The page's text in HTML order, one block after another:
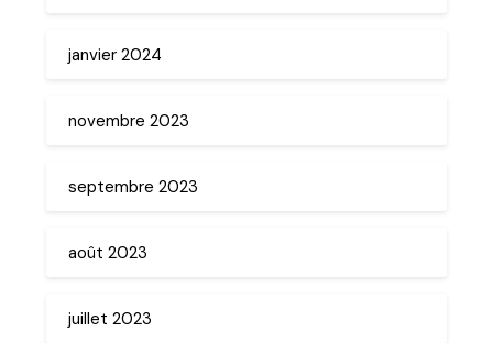
janvier 2024
novembre 2023
septembre 2023
août 2023
juillet 2023